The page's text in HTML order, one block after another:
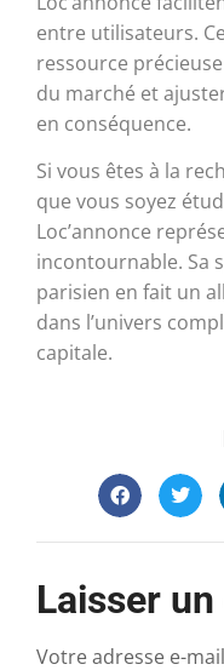
entre utilisateurs.
ressource
du marché et
en conséquence.
Si vous êtes à la
que vous soyez
Loc’annonce
incontournable. Sa
parisien en fait un
dans l’univers
capitale.
Laisser
Votre adresse e-